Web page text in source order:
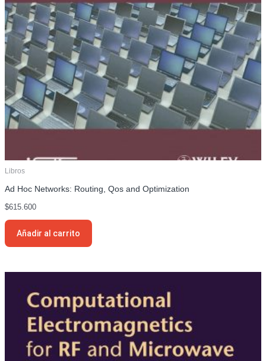
Libros
Ad Hoc Networks: Routing, Qos and Optimization
$615.600
Añadir al carrito